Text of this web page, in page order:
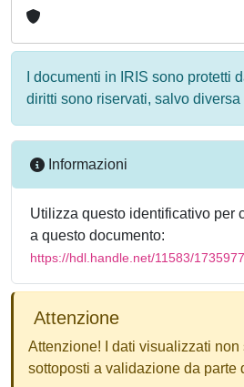
I documenti in IRIS sono protetti
diritti sono riservati, salvo
Informazioni
Utilizza questo identificativo per
a questo documento:
https://hdl.handle.net/11583/1735977
Attenzione
Attenzione! I dati visualizzati non
sottoposti a validazione da parte